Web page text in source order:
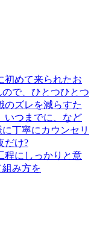
程にしっかりと意
み方を